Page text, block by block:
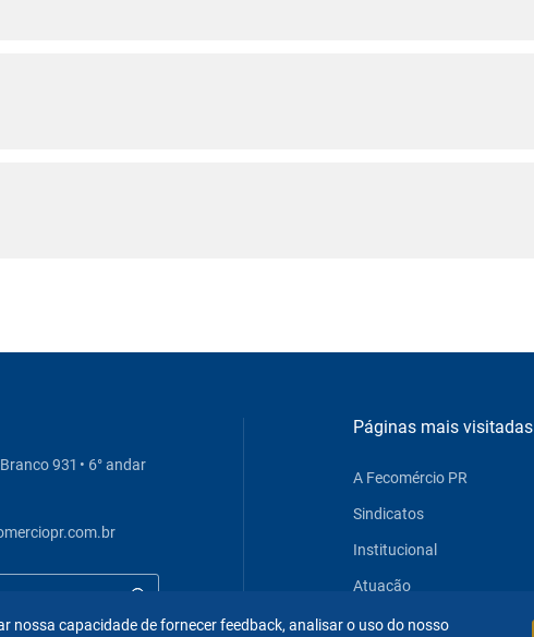
931 • 6° andar
Páginas mais visitadas
A Fecomércio PR
Sindicatos
Institucional
Atuação
Eventos
nossa capacidade de fornecer feedback, analisar o uso do nosso